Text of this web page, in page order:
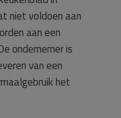
niet voldoen aan
aan een
ondernemer is
van een
het